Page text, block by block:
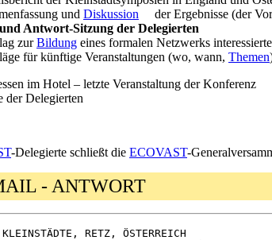
und Diskussion
der Ergebnisse (der
Antwort-Sitzung der Delegierten
zurBildung eines formalen Netzwerks
für künftige Veranstaltungen (wo, wann, Themen
im Hotel – letzte Veranstaltung der Konferenz
der Delegierten
-Delegierte schließt die ECOVAST-
- ANTWORT
RETZ, ÖSTERREICH